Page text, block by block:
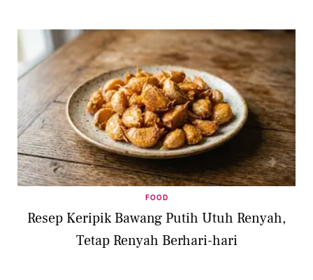
FOOD
Resep Keripik Bawang Putih Utuh Renyah,
Tetap Renyah Berhari-hari